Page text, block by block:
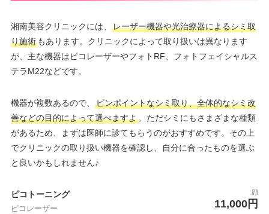
湘南美容クリニックには、
レーザー機器や光治療器によるシミ取
り施術もあります。クリニックによって取り扱いは異なります
が、主な機器はピコレーザーやフォトRF、フォトフェイシャルス
テラM22などです。
機器が複数あるので、
ピンポイントなシミ取り、全体的なシミ改
善などの目的によって選べますよ。ただシミにもさまざまな種類
があるため、まずは医師に診てもらうのがおすすめです。その上
でクリニックの取り扱い機器を確認し、自分に合ったものを選ぶ
と良いかもしれません♪
ピコトーニング
ピコレーザー
顔
11,000円